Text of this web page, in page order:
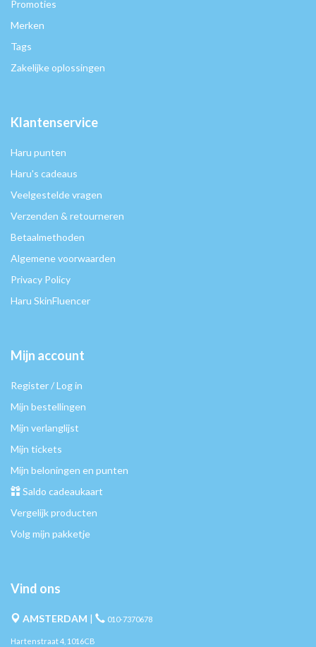
Promoties
Merken
Tags
Zakelijke oplossingen
Klantenservice
Haru punten
Haru's cadeaus
Veelgestelde vragen
Verzenden & retourneren
Betaalmethoden
Algemene voorwaarden
Privacy Policy
Haru SkinFluencer
Mijn account
Register / Log in
Mijn bestellingen
Mijn verlanglijst
Mijn tickets
Mijn beloningen en punten
Saldo cadeaukaart
Vergelijk producten
Volg mijn pakketje
Vind ons
AMSTERDAM | 010-7370678
Hartenstraat 4, 1016CB